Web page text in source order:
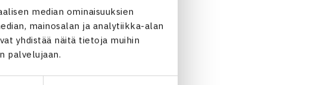
median ominaisuuksien
mainosalan ja analytiikka-alan
yhdistää näitä tietoja muihin
palvelujaan.